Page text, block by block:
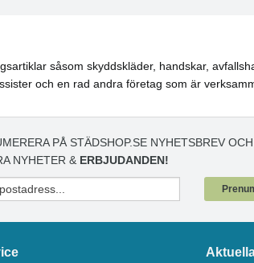
såsom skyddskläder, handskar,
och en rad andra företag som är
PÅ STÄDSHOP.SE NYHETSBREV
NYHETER & ERBJUDANDEN!